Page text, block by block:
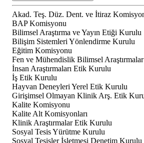
Akad. Teş. Düz. Dent. ve İtiraz
BAP Komisyonu
Bilimsel Araştırma ve Yayın Etiği Kurulu
Bilişim Sistemleri Yönlendirme Kurulu
Eğitim Komisyonu
Fen ve Mühendislik Bilimsel
İnsan Araştırmaları Etik Kurulu
İş Etik Kurulu
Hayvan Deneyleri Yerel Etik Kurulu
Girişimsel Olmayan Klinik Arş. Etik
Kalite Komisyonu
Kalite Alt Komisyonları
Klinik Araştırmalar Etik Kurulu
Sosyal Tesis Yürütme Kurulu
Sosyal Tesisler İşletmesi Denetim Kurulu